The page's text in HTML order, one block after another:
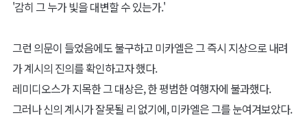
'감히 그 누가 빛을 대변할 수 있는가.'
그런 의문이 들었음에도 불구하고 미카엘은 그 즉시 지상으로 내려
가 계시의 진의를 확인하고자 했다.
레미디오스가 지목한 그 대상은, 한 평범한 여행자에 불과했다.
그러나 신의 계시가 잘못될 리 없기에, 미카엘은 그를 눈여겨보았다.